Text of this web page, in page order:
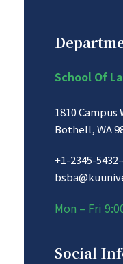
School Of
1810 Campus
Bothell, WA
+1-2345-
Mon – Fri
Social